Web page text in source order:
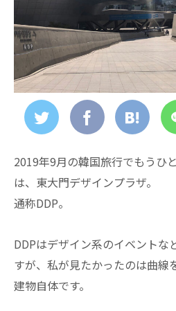
2019年9月の韓国旅行でもうひ
は、東大門デザインプラザ。
通称DDP。
DDPはデザイン系のイベントな
すが、私が見たかったのは曲線
建物自体です。